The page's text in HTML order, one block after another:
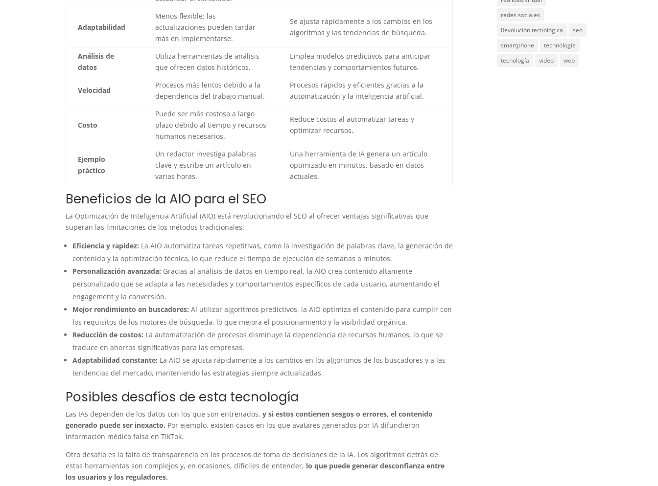
Adaptabilidad
Menos flexible; las
actualizaciones pueden tardar
más en implementarse.
Se ajusta rápidamente a los cambios en los
algoritmos y las tendencias de búsqueda.
Análisis de
datos
Utiliza herramientas de análisis
que ofrecen datos históricos.
Emplea modelos predictivos para anticipar
tendencias y comportamientos futuros.
Velocidad
Procesos más lentos debido a la
dependencia del trabajo manual.
Procesos rápidos y eficientes gracias a la
automatización y la inteligencia artificial.
Costo
Puede ser más costoso a largo
plazo debido al tiempo y recursos
humanos necesarios.
Reduce costos al automatizar tareas y
optimizar recursos.
Ejemplo
práctico
Un redactor investiga palabras
clave y escribe un artículo en
varias horas.
Una herramienta de IA genera un artículo
optimizado en minutos, basado en datos
actuales.
Beneficios de la AIO para el SEO
La Optimización de Inteligencia Artificial (AIO) está revolucionando el SEO al ofrecer ventajas significativas que
superan las limitaciones de los métodos tradicionales:
Eficiencia y rapidez: La AIO automatiza tareas repetitivas, como la investigación de palabras clave, la generación de
contenido y la optimización técnica, lo que reduce el tiempo de ejecución de semanas a minutos.
Personalización avanzada: Gracias al análisis de datos en tiempo real, la AIO crea contenido altamente
personalizado que se adapta a las necesidades y comportamientos específicos de cada usuario, aumentando el
engagement y la conversión.
Mejor rendimiento en buscadores:Al utilizar algoritmos predictivos, la AIO optimiza el contenido para cumplir con
los requisitos de los motores de búsqueda, lo que mejora el posicionamiento y la visibilidad orgánica.
Reducción de costos: La automatización de procesos disminuye la dependencia de recursos humanos, lo que se
traduce en ahorros significativos para las empresas.
Adaptabilidad constante: La AIO se ajusta rápidamente a los cambios en los algoritmos de los buscadores y a las
tendencias del mercado, manteniendo las estrategias siempre actualizadas.
Posibles desafíos de esta tecnología
Las IAs dependen de los datos con los que son entrenados,y si estos contienen sesgos o errores, el contenido
generado puede ser inexacto. Por ejemplo, existen casos en los que avatares generados por IA difundieron
información médica falsa en TikTok.
Otro desafío es la falta de transparencia en los procesos de toma de decisiones de la IA. Los algoritmos detrás de
estas herramientas son complejos y, en ocasiones, difíciles de entender, lo que puede generar desconfianza entre
los usuarios y los reguladores.
redes sociales
Revolución tecnológica
seo
smartphone
technologie
tecnología
video web